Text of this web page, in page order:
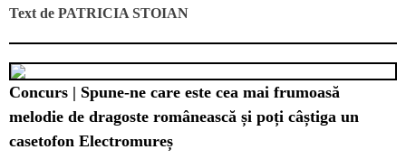
Text de PATRICIA STOIAN
Concurs | Spune-ne care este cea mai frumoasă
melodie de dragoste românească și poți câștiga un
casetofon Electromureș